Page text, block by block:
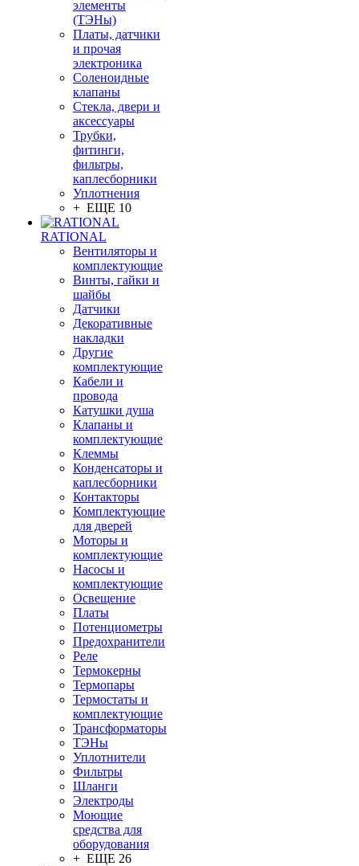
элементы
(ТЭНы)
Платы, датчики
и прочая
электроника
Соленоидные
клапаны
Стекла, двери и
аксессуары
Трубки,
фитинги,
фильтры,
каплесборники
Уплотнения
+ ЕЩЕ 10
RATIONAL
Вентиляторы и
комплектующие
Винты, гайки и
шайбы
Датчики
Декоративные
накладки
Другие
комплектующие
Кабели и
провода
Катушки душа
Клапаны и
комплектующие
Клеммы
Конденсаторы и
каплесборники
Контакторы
Комплектующие
для дверей
Моторы и
комплектующие
Насосы и
комплектующие
Освещение
Платы
Потенциометры
Предохранители
Реле
Термокерны
Термопары
Термостаты и
комплектующие
Трансформаторы
ТЭНы
Уплотнители
Фильтры
Шланги
Электроды
Моющие
средства для
оборудования
+ ЕЩЕ 26